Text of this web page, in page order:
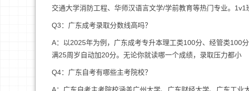
交通大学消防工程、华师汉语言文学/学前教育等热门专业。
Q3：广东成考录取分数线高吗？
A：以2025年为例，广东成考专升本理工类100分、经管类100
满25周岁自动加20分。无论你就读哪一个成绩，录取压力都小
Q4：广东自考有哪些主考院校？